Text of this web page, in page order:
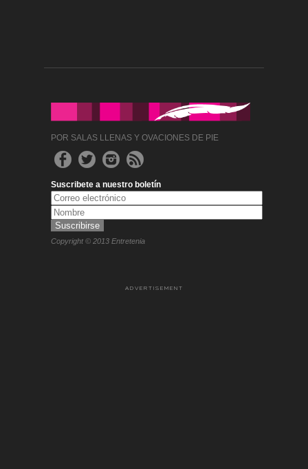
POR SALAS LLENAS Y OVACIONES DE PIE
Suscribete a nuestro boletín
Copyright © 2013 Entretenia
ADVERTISEMENT